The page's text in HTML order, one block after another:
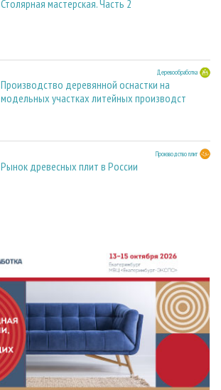
Столярная мастерская. Часть 2
Деревообработка
Производство деревянной оснастки на
модельных участках литейных производст
Производство плит
Рынок древесных плит в России